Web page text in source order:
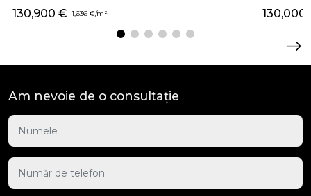
130,900 € 1,636 €/m² 130,000
Am nevoie de o consultație